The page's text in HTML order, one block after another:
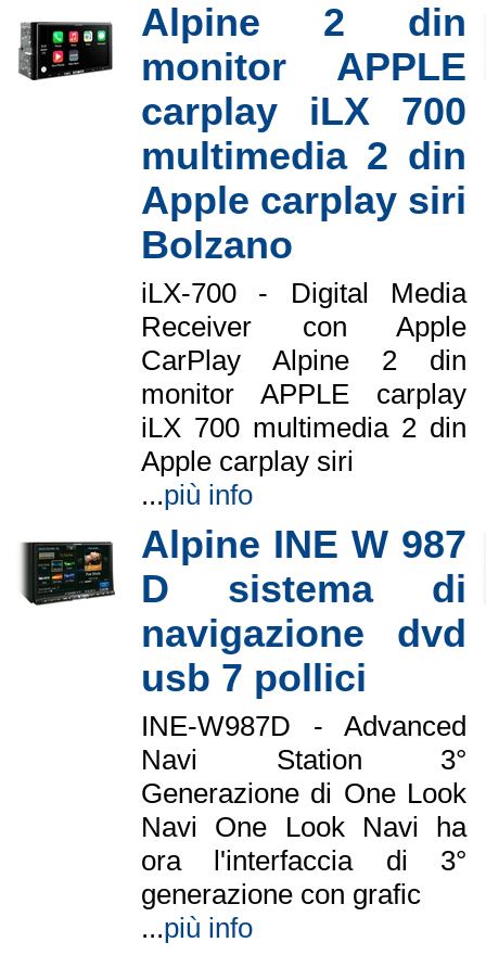
Alpine 2 din
monitor APPLE
carplay iLX 700
multimedia 2 din
Apple carplay siri
Bolzano
iLX-700 - Digital Media
Receiver con Apple
CarPlay Alpine 2 din
monitor APPLE carplay
iLX 700 multimedia 2 din
Apple carplay siri
...più info
Alpine INE W 987
D sistema di
navigazione dvd
usb 7 pollici
INE-W987D - Advanced
Navi Station 3°
Generazione di One Look
Navi One Look Navi ha
ora l'interfaccia di 3°
generazione con grafic
...più info